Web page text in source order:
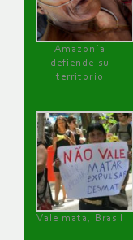
Amazonía
defiende su
territorio
Vale mata, Brasil